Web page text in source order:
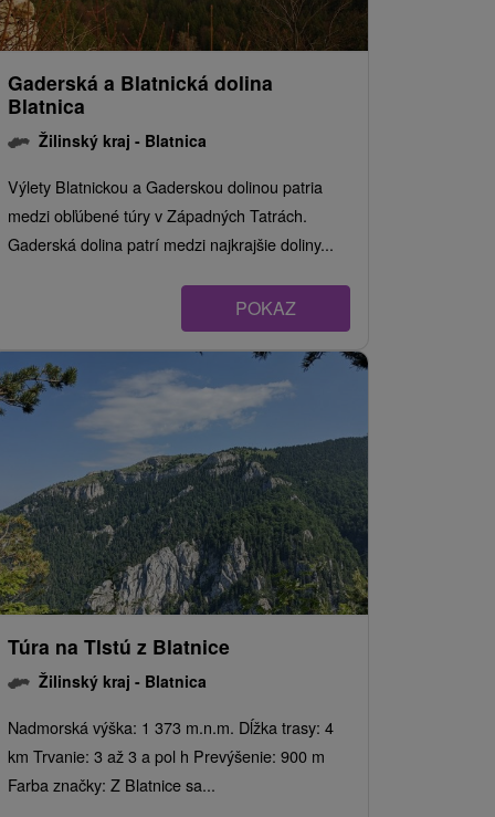
Gaderská a Blatnická dolina
Blatnica
Žilinský kraj - Blatnica
Výlety Blatnickou a Gaderskou dolinou patria
medzi obľúbené túry v Západných Tatrách.
Gaderská dolina patrí medzi najkrajšie doliny...
POKAZ
Túra na Tlstú z Blatnice
Žilinský kraj - Blatnica
Nadmorská výška: 1 373 m.n.m. Dĺžka trasy: 4
km Trvanie: 3 až 3 a pol h Prevýšenie: 900 m
Farba značky: Z Blatnice sa...